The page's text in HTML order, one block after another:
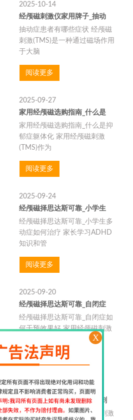
2025-10-14
经颅磁刺激仪家用牌子_抽动
抽动症患者有哪些症状 经颅磁
刺激(TMS)是一种通过磁场作用
于大脑
阅读更多
2025-09-27
家用经颅磁选购指南_什么是
家用经颅磁选购指南_什么是抑
郁症躯体化 家用经颅磁刺激
(TMS)作为
阅读更多
2025-09-24
经颅磁择思达斯可靠_小学生
经颅磁择思达斯可靠_小学生多
动症如何治疗 家长学习ADHD
知识和管
阅读更多
2025-09-20
经颅磁择思达斯可靠_自闭症
经颅磁择思达斯可靠_自闭症如
何干预效果好 家用经颅磁刺激
阅读更多
2025-09-17
择思达斯磁疗+电疗双功能刺
择思达斯磁疗+电疗双功能刺激
X